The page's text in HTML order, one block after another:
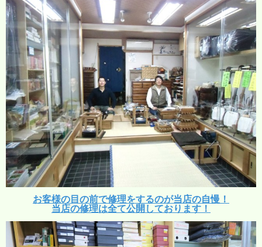
お客様の目の前で修理をするのが当店の自慢！
当店の修理は全て公開しております！